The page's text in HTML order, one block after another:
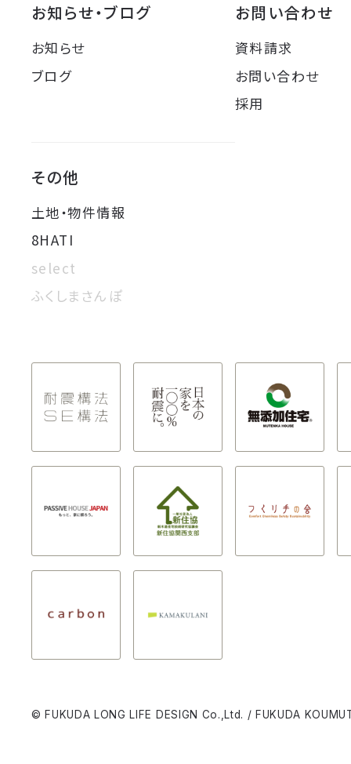
お知らせ・ブログ
お知らせ
ブログ
お問い合わせ
資料請求
お問い合わせ
採用
その他
土地・物件情報
8HATI
select
ふくしまさんぽ
© FUKUDA LONG LIFE DESIGN Co.,Ltd. / FUKUDA